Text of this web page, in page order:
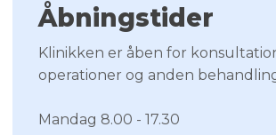
Åbningstider​
​Klinikken er åben for
operationer og anden
​Mandag 8.00 - 17.30